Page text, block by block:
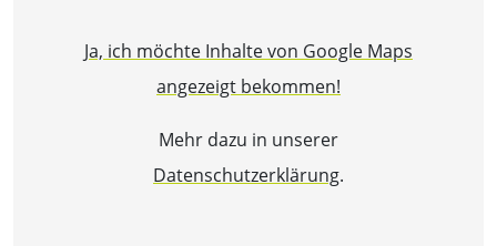
Ja, ich möchte Inhalte von Google Maps
angezeigt bekommen!
Mehr dazu in unserer
Datenschutzerklärung.